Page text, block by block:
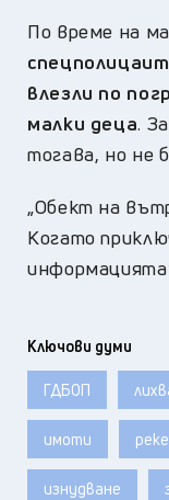
По време на
влезли по
малки деца.
тогава, но не
„Обект на
Когато
Ключови думи
ГДБОП
имоти
изнудване